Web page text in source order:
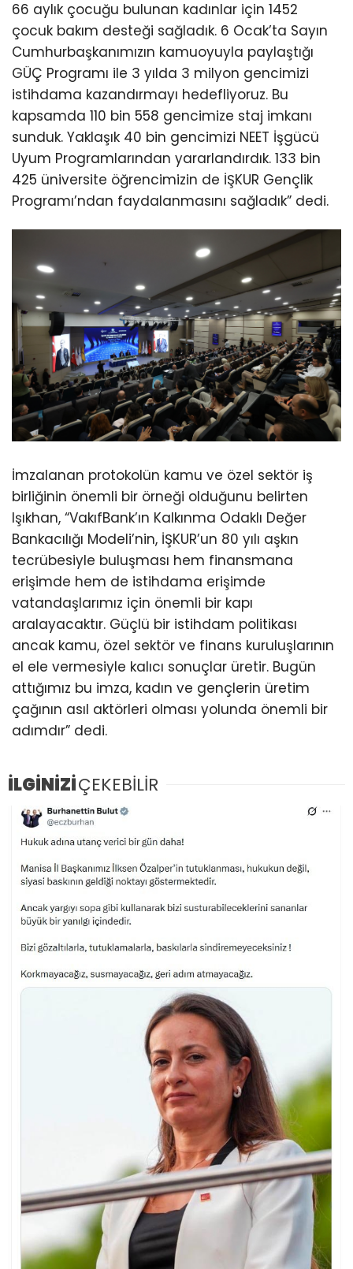
66 aylık çocuğu bulunan kadınlar için 1452
çocuk bakım desteği sağladık. 6 Ocak’ta Sayın
Cumhurbaşkanımızın kamuoyuyla paylaştığı
GÜÇ Programı ile 3 yılda 3 milyon gencimizi
istihdama kazandırmayı hedefliyoruz. Bu
kapsamda 110 bin 558 gencimize staj imkanı
sunduk. Yaklaşık 40 bin gencimizi NEET İşgücü
Uyum Programlarından yararlandırdık. 133 bin
425 üniversite öğrencimizin de İŞKUR Gençlik
Programı’ndan faydalanmasını sağladık” dedi.
İmzalanan protokolün kamu ve özel sektör iş
birliğinin önemli bir örneği olduğunu belirten
Işıkhan, “VakıfBank’ın Kalkınma Odaklı Değer
Bankacılığı Modeli’nin, İŞKUR’un 80 yılı aşkın
tecrübesiyle buluşması hem finansmana
erişimde hem de istihdama erişimde
vatandaşlarımız için önemli bir kapı
aralayacaktır. Güçlü bir istihdam politikası
ancak kamu, özel sektör ve finans kuruluşlarının
el ele vermesiyle kalıcı sonuçlar üretir. Bugün
attığımız bu imza, kadın ve gençlerin üretim
çağının asıl aktörleri olması yolunda önemli bir
adımdır” dedi.
İLGİNİZİÇEKEBİLİR